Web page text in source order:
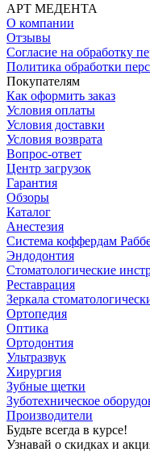
АРТ МЕДЕНТА
О компании
Отзывы
Согласие на обработку
Политика обработки
Покупателям
Как оформить заказ
Условия оплаты
Условия доставки
Условия возврата
Вопрос-ответ
Центр загрузок
Гарантия
Обзоры
Каталог
Анестезия
Система коффердам
Эндодонтия
Стоматологические
Реставрация
Зеркала
Ортопедия
Оптика
Ортодонтия
Ультразвук
Хирургия
Зубные щетки
Зуботехническое
Производители
Будьте всегда в курсе!
Узнавай о скидках и